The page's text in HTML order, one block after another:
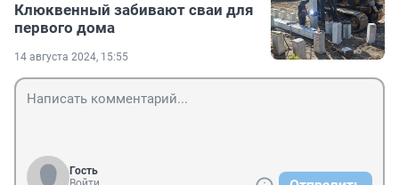
Клюквенный забивают сваи для
первого дома
14 августа 2024, 15:55
Гость